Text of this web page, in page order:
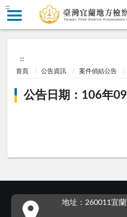
:::
:::
首頁 公告資訊 案件偵結公告
公告日期：106年
地址：260011宜